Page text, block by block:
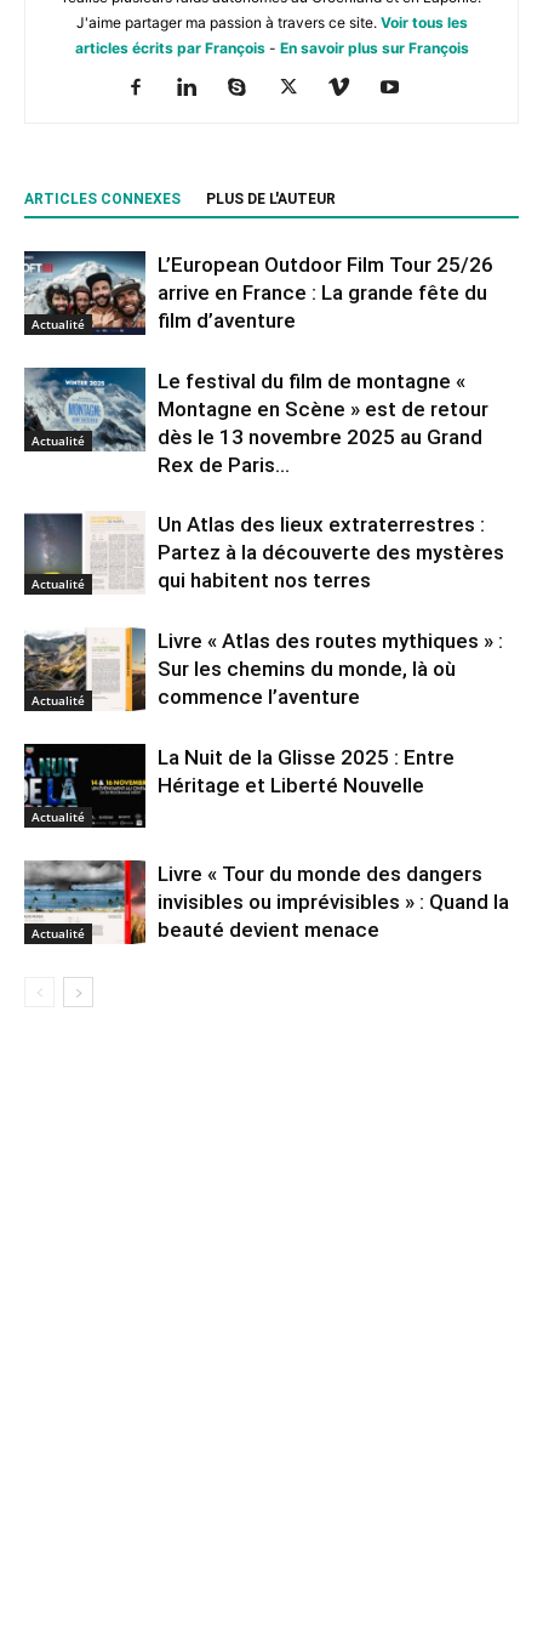
J'aime partager ma passion à travers ce site. Voir tous les
articles écrits par François- En savoir plus sur François
ARTICLES CONNEXES PLUS DE L'AUTEUR
Actualité
L’European Outdoor Film Tour 25/26
arrive en France : La grande fête du
film d’aventure
Actualité
Le festival du film de montagne «
Montagne en Scène » est de retour
dès le 13 novembre 2025 au Grand
Rex de Paris...
Actualité
Un Atlas des lieux extraterrestres :
Partez à la découverte des mystères
qui habitent nos terres
Actualité
Livre « Atlas des routes mythiques » :
Sur les chemins du monde, là où
commence l’aventure
Actualité
La Nuit de la Glisse 2025 : Entre
Héritage et Liberté Nouvelle
Actualité
Livre « Tour du monde des dangers
invisibles ou imprévisibles » : Quand la
beauté devient menace